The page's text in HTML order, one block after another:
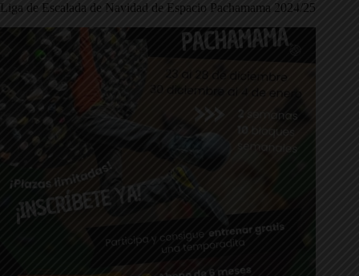
Liga de Escalada de Navidad de Espacio Pachamama 2024/25